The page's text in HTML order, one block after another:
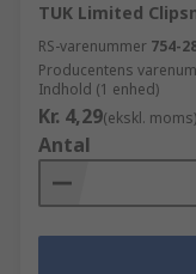
TUK Limited
RS-varenummer 754-
Producentens
Indhold (1 enhed)
Kr. 4,29(ekskl. moms)
Antal